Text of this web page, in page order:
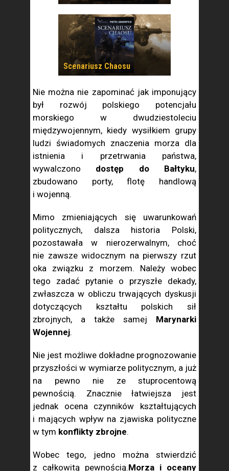
Scenariusz Chaosu
Nie można nie zapominać jak imponujący
był rozwój polskiego potencjału
morskiego w dwudziestoleciu
międzywojennym, kiedy wysiłkiem grupy
ludzi świadomych znaczenia morza dla
istnienia i przetrwania państwa,
wywalczono dostęp do Bałtyku,
zbudowano porty, flotę handlową
i wojenną.
Mimo zmieniających się uwarunkowań
politycznych, dalsza historia Polski,
pozostawała w nierozerwalnym, choć
nie zawsze widocznym na pierwszy rzut
oka związku z morzem. Należy wobec
tego zadać pytanie o przyszłe dekady,
zwłaszcza w obliczu trwających dyskusji
dotyczących kształtu polskich sił
zbrojnych, a także samej Marynarki
Wojennej.
Nie jest możliwe dokładne prognozowanie
przyszłości w wymiarze politycznym, a już
na pewno nie ze stuprocentową
pewnością. Znacznie łatwiejsza jest
jednak ocena czynników kształtujących
i mających wpływ na zjawiska polityczne
w tym konflikty zbrojne.
Wobec tego, jedno można stwierdzić
z całkowitą pewnością.Morza i oceany